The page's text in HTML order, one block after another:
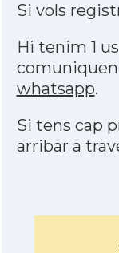
Si vols
Hi tenim 1
whatsapp.
Si tens cap
arribar a